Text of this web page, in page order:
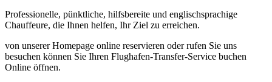
Professionelle, pünktliche, hilfsbereite und englischsprachige
Chauffeure, die Ihnen helfen, Ihr Ziel zu erreichen.
von unserer Homepage online reservieren oder rufen Sie uns
besuchen können Sie Ihren Flughafen-Transfer-Service buchen
Online öffnen.